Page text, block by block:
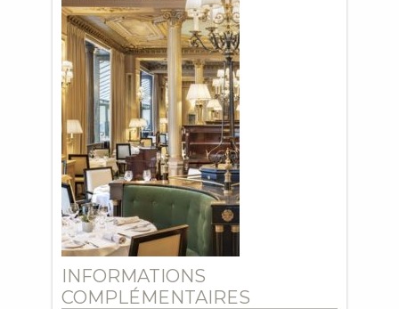
INFORMATIONS
COMPLÉMENTAIRES